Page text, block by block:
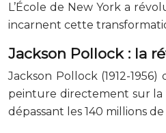
L’École de New York a
incarnent cette
Jackson Pollock : la
Jackson Pollock (1912-
peinture directement sur la
dépassant les 140 millions